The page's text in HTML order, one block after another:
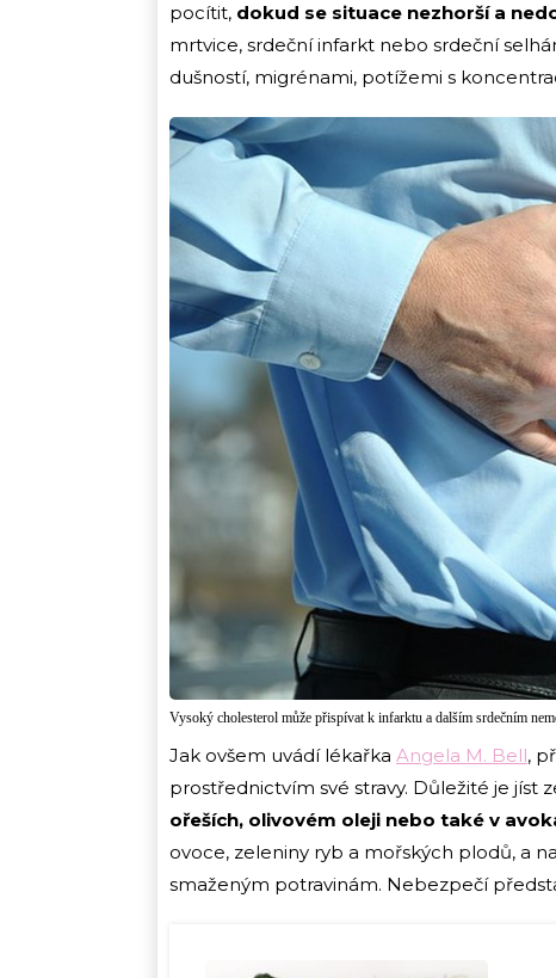
pocítit, dokud se situace nezhorší a
mrtvice, srdeční infarkt nebo srdeční
dušností, migrénami, potížemi s
Vysoký cholesterol může přispívat k infarktu a dalším srdečním
Jak ovšem uvádí lékařka Angela M. Bell,
prostřednictvím své stravy. Důležité je jíst
ořeších, olivovém oleji nebo také v
ovoce, zeleniny ryb a mořských plodů, a
smaženým potravinám. Nebezpečí